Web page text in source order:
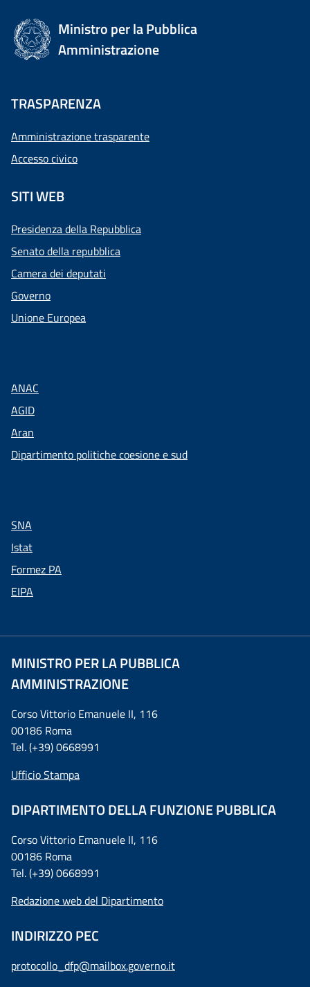
Ministro per la Pubblica
Amministrazione
TRASPARENZA
Amministrazione trasparente
Accesso civico
SITI WEB
Presidenza della Repubblica
Senato della repubblica
Camera dei deputati
Governo
Unione Europea
ANAC
AGID
Aran
Dipartimento politiche coesione e sud
SNA
Istat
Formez PA
EIPA
MINISTRO PER LA PUBBLICA
AMMINISTRAZIONE
Corso Vittorio Emanuele II, 116
00186 Roma
Tel. (+39) 0668991
Ufficio Stampa
DIPARTIMENTO DELLA FUNZIONE PUBBLICA
Corso Vittorio Emanuele II, 116
00186 Roma
Tel. (+39) 0668991
Redazione web del Dipartimento
INDIRIZZO PEC
protocollo_dfp@mailbox.governo.it